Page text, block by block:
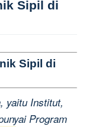
Sipil di
Sipil di
yaitu Institut,
Program